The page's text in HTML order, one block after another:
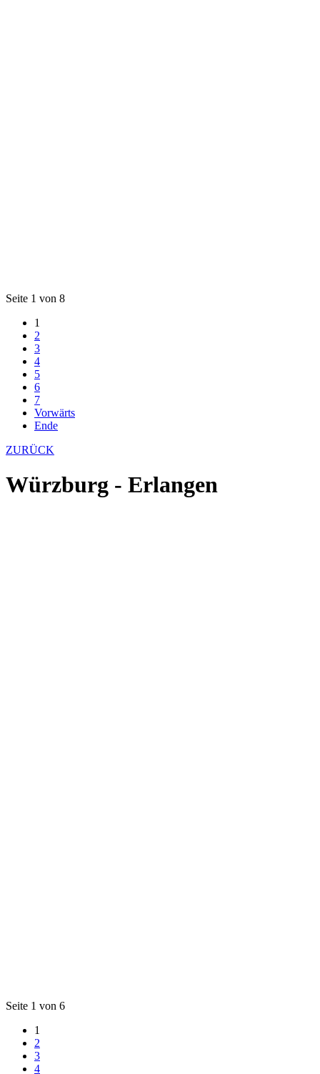
Seite 1 von 8
1
2
3
4
5
6
7
Vorwärts
Ende
ZURÜCK
Würzburg - Erlangen
Seite 1 von 6
1
2
3
4